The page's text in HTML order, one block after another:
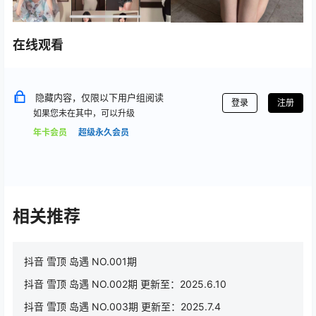
在线观看
隐藏内容，仅限以下用户组阅读
如果您未在其中，可以升级
年卡会员
超级永久会员
登录 注册
相关推荐
抖音 雪顶 岛遇 NO.001期
抖音 雪顶 岛遇 NO.002期 更新至：2025.6.10
抖音 雪顶 岛遇 NO.003期 更新至：2025.7.4